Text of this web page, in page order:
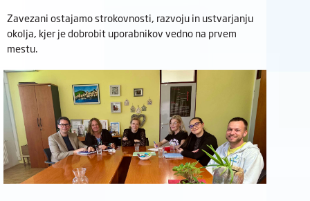
Zavezani ostajamo strokovnosti, razvoju in ustvarjanju
okolja, kjer je dobrobit uporabnikov vedno na prvem
mestu.